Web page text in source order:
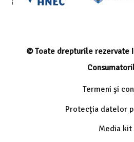
© Toate drepturile rezervate
Termeni și
Protecția datelor
Media kit